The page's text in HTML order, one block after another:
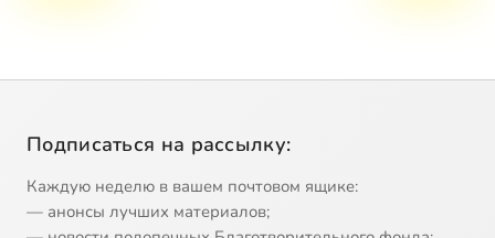
Подписаться на рассылку:
Каждую неделю в вашем почтовом ящике:
— анонсы лучших материалов;